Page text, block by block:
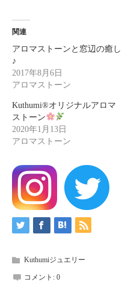
関連
アロマストーンと窓辺の癒し
♪
2017年8月6日
アロマストーン
Kuthumi®️オリジナルアロマ
ストーン
2020年1月13日
アロマストーン
Kuthumiジュエリー
コメント: 0